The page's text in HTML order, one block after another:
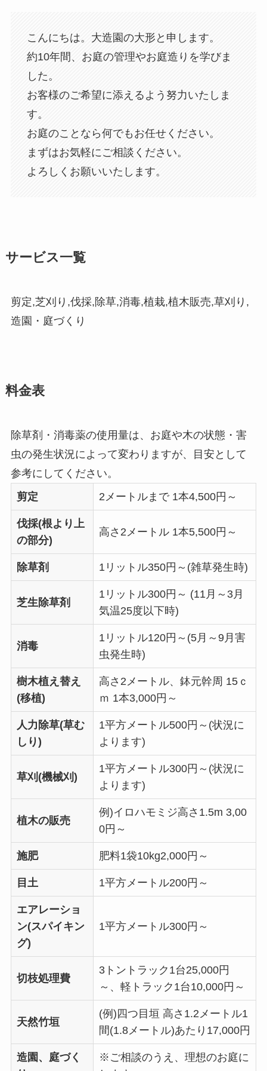
こんにちは。大造園の大形と申します。
約10年間、お庭の管理やお庭造りを学びま
した。
お客様のご希望に添えるよう努力いたしま
す。
お庭のことなら何でもお任せください。
まずはお気軽にご相談ください。
よろしくお願いいたします。
サービス一覧
剪定,芝刈り,伐採,除草,消毒,植栽,植木販売,草刈り,
造園・庭づくり
料金表
除草剤・消毒薬の使用量は、お庭や木の状態・害
虫の発生状況によって変わりますが、目安として
参考にしてください。
剪定
2メートルまで 1本4,500円～
伐採(根より上
の部分)
高さ2メートル 1本5,500円～
除草剤 1リットル350円～(雑草発生時)
芝生除草剤
1リットル300円～ (11月～3月
気温25度以下時)
消毒
1リットル120円～(5月～9月害
虫発生時)
樹木植え替え
(移植)
高さ2メートル、鉢元幹周 15ｃ
ｍ 1本3,000円～
人力除草(草む
しり)
1平方メートル500円～(状況に
よります)
草刈(機械刈)
1平方メートル300円～(状況に
よります)
植木の販売
例)イロハモミジ高さ1.5m 3,00
0円～
施肥 肥料1袋10kg2,000円～
目土 1平方メートル200円～
エアレーショ
ン(スパイキン
グ)
1平方メートル300円～
切枝処理費
3トントラック1台25,000円
～、軽トラック1台10,000円～
天然竹垣
(例)四つ目垣 高さ1.2メートル1
間(1.8メートル)あたり17,000円
造園、庭づく
※ご相談のうえ、理想のお庭に